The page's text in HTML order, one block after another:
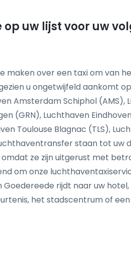
op uw lijst voor uw
maken over een taxi om van
u ongetwijfeld aankomt
Amsterdam Schiphol (AMS),
(GRN), Luchthaven
Toulouse Blagnac (TLS),
staan tot uw
ze zijn uitgerust met
om onze
Goedereede rijdt naar uw
het stadscentrum of